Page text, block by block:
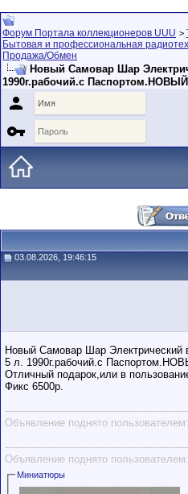
Форум Портала коллекционеров UUU >
Бытовая и профессиональная
Продажа/Обмен
Новый Самовар Шар
1990г.рабочий.с


03.08.2026, 19:46:15
Новый Самовар Шар
5 л. 1990г.рабочий.с
Отличный подарок,или в
Фикс 6500р.
Объявление поднято
Объявление поднято
Миниатюры